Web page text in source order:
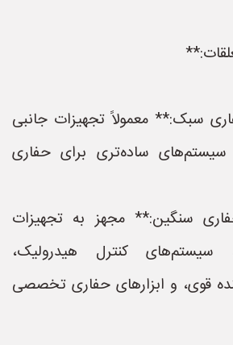
سبک:** معمولاً تجهیزات جانبی
سیستم‌های ساده‌تری برای حفاری
سنگین:** مجهز به تجهیزات
سیستم‌های کنترل هیدرولیک،
قوی، و ابزارهای حفاری تخصصی